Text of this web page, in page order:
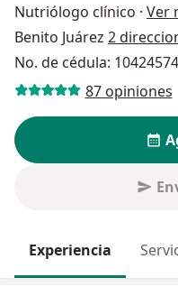
Nutriólogo clínico · Ver
Benito Juárez 2
No. de cédula:
87 opiniones
Experiencia